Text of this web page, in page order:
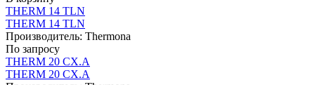
THERM 14 TLN
THERM 14 TLN
Производитель: Thermona
По запросу
THERM 20 CX.A
THERM 20 CX.A